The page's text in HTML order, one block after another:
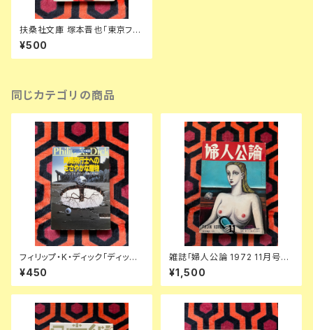
扶桑社文庫 塚本晋也「東京フィ
スト」初版 ノベライズ
¥500
同じカテゴリの商品
フィリップ・K・ディック「ディック
傑作集② 時間飛行士へのささ
やかな贈物」浅倉久志・他訳 ハ
ヤカワSF文庫 早川書房
¥450
雑誌「婦人公論 1972 11月号」
表紙:金子國義 中央公論社 澁澤
龍彦 ダリ 後藤明生 倉橋由美子
中野良子
¥1,500